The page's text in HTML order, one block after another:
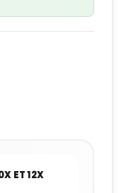
ET 12X